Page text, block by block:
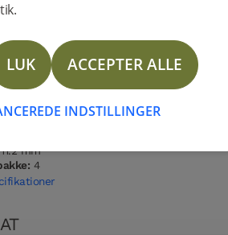
LUK ACCEPTER ALLE
INDSTILLINGER
Sortering
Nature
OverfladebehandlingVandbestandighed
Høj
Hærdet trægulv
Pro matlak
Shadow Brown
mm
4